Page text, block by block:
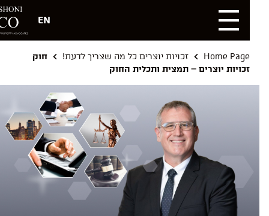
EN
Home Page זכויות יוצרים כל מה שצריך לדעת!
חוק
זכויות יוצרים – תמצית ותכלית החוק